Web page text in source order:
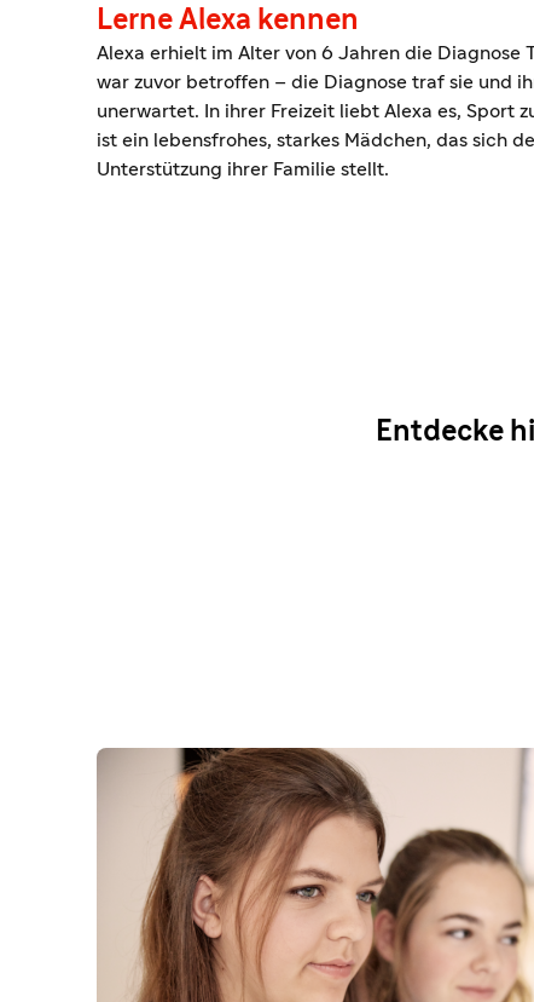
Lerne Alexa kennen
Alexa erhielt im Alter von 6 Jahren die Diagnose
war zuvor betroffen – die Diagnose traf sie und
unerwartet. In ihrer Freizeit liebt Alexa es, Sport
ist ein lebensfrohes, starkes Mädchen, das sich
Unterstützung ihrer Familie stellt.
Entdecke